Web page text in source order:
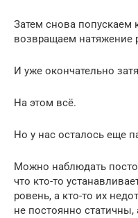
Затем снова
возвращаем натяжение
И уже окончательно
На этом всё.
Но у нас осталось еще
Можно наблюдать
что кто-то
ровень, а кто-то их
не постоянно